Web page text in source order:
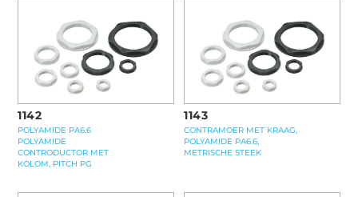
1142
POLYAMIDE PA6.6
POLYAMIDE
CONTRODUCTOR MET
KOLOM, PITCH PG
1143
CONTRAMOER MET KRAAG,
POLYAMIDE PA6.6,
METRISCHE STEEK